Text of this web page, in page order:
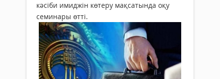
кәсіби имиджін көтеру мақсатында оқу
семинары өтті.